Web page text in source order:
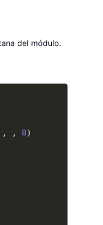
del módulo.
, , 8 )